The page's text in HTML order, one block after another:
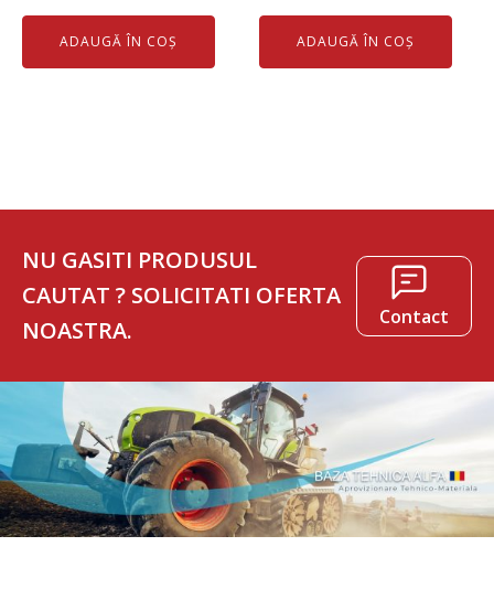
inițial
fost:
curent
este:
309 lei.
ADAUGĂ ÎN COȘ
inițial
fost:
curent
este:
51 lei.
ADAUGĂ ÎN COȘ
NU GASITI PRODUSUL
CAUTAT ? SOLICITATI OFERTA
NOASTRA.
Contact